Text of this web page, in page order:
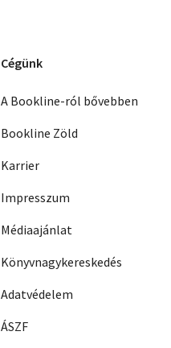
Cégünk
A Bookline-ról bővebben
Bookline Zöld
Karrier
Impresszum
Médiaajánlat
Könyvnagykereskedés
Adatvédelem
ÁSZF